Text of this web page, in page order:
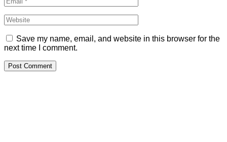
Save my name, email, and website in this browser for the
next time I comment.